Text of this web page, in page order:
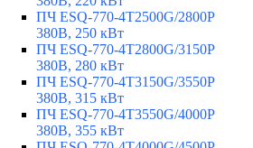
ПЧ ESQ-770-4T2500G/2800P
380В, 250 кВт
ПЧ ESQ-770-4T2800G/3150P
380В, 280 кВт
ПЧ ESQ-770-4T3150G/3550P
380В, 315 кВт
ПЧ ESQ-770-4T3550G/4000P
380В, 355 кВт